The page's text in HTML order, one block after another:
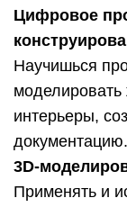
Цифровое
Научишься
интерьеры,
документацию.
3D-
Применять и